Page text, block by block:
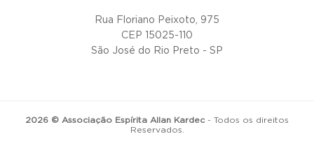
Rua Floriano Peixoto, 975
CEP 15025-110
São José do Rio Preto - SP
2026 © Associação Espírita Allan Kardec - Todos os direitos
Reservados.